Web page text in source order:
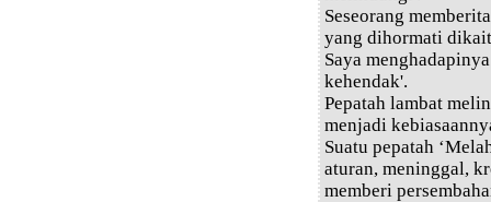
Seseorang
yang dihormati
Saya
kehendak'.
Pepatah lambat
menjadi
Suatu pepatah
aturan, meninggal,
memberi